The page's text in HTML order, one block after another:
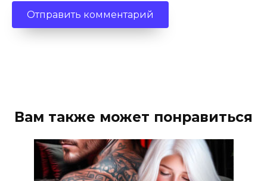
Вам также может понравиться